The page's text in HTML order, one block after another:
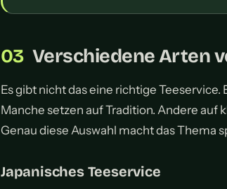
Verschiedene Arten
Es gibt nicht das eine richtige
Manche setzen auf Tradition. Andere auf
Genau diese Auswahl macht das Thema
Japanisches Teeservice